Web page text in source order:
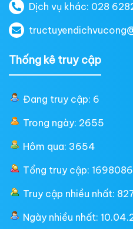
Dịch vụ khác: 028
Thống kê truy cập
Đang truy cập: 6
Trong ngày: 2655
Hôm qua: 3654
Tổng truy cập: 1698086
Truy cập nhiều nhất:
Ngày nhiều nhất: